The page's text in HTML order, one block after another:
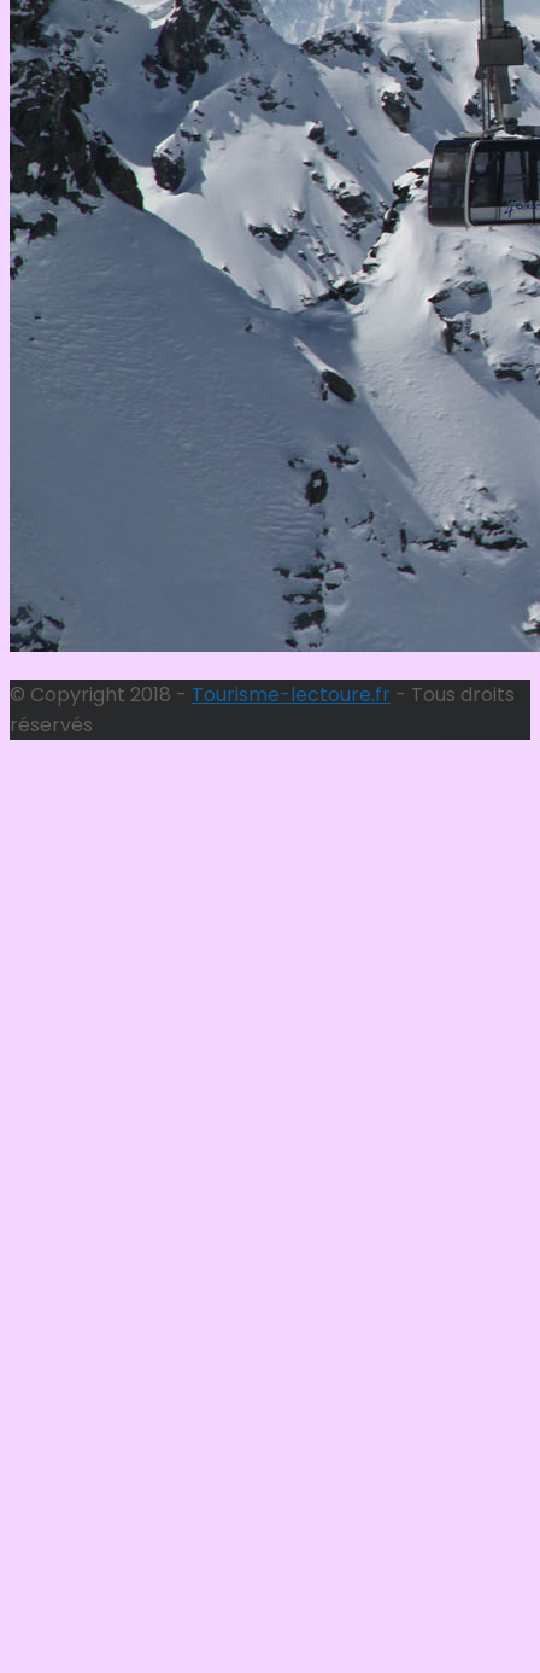
© Copyright 2018 - Tourisme-lectoure.fr - Tous droits
réservés